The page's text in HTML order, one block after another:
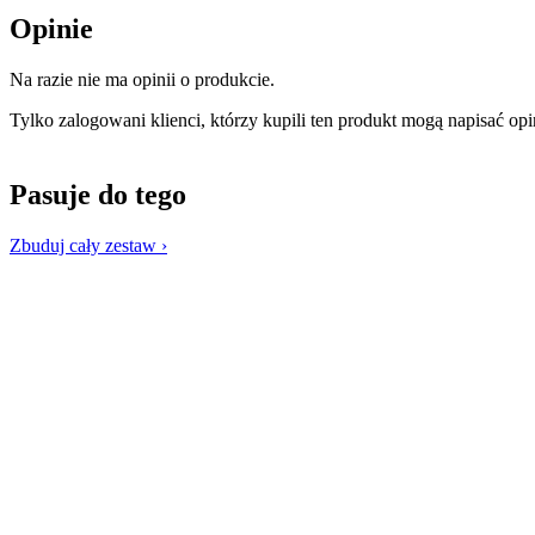
Opinie
Na razie nie ma opinii o produkcie.
Tylko zalogowani klienci, którzy kupili ten produkt mogą napisać
Pasuje do tego
Zbuduj cały zestaw ›